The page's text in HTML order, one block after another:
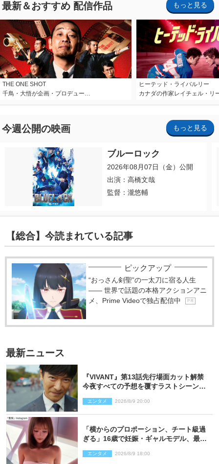
最新＆おすすめ 配信作品 もっと見る
THE ONE SHOT
千鳥・大悟が企画・プロデュー…
ヒーテッド・ライバルリー
カナダの作家レイチェル・リ
今週公開の映画 もっと見る
ブルーロック
2026年08月07日（金）公開
出演：高橋文哉
監督：瀧悠輔
【総合】今読まれている記事
ピックアップ
“おっさん剣聖”の一太刀に宿る人生
―― 世界で話題の本格アクションアニ
メ、Prime Videoで独占配信中
P R
最新ニュース
『VIVANT』第13話先行場面カット解禁
今夜すべての予想を覆すラストシーン
エンタメ 2026/8/9 20:00
「横からのプロポーション、チート級過
ぎる」16歳で妊娠・ギャルモデル、最新
エンタメ 2026/8/9 18:00